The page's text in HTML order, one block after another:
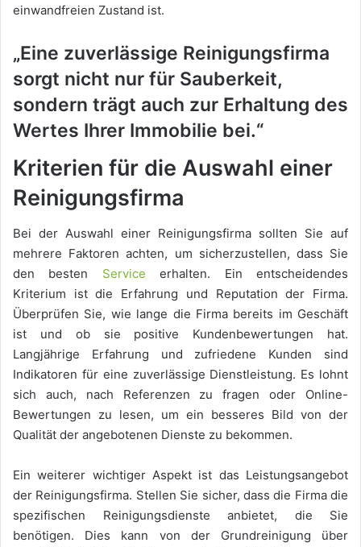
einwandfreien Zustand ist.
„Eine zuverlässige Reinigungsfirma
sorgt nicht nur für Sauberkeit,
sondern trägt auch zur Erhaltung des
Wertes Ihrer Immobilie bei.“
Kriterien für die Auswahl einer
Reinigungsfirma
Bei der Auswahl einer Reinigungsfirma sollten Sie auf
mehrere Faktoren achten, um sicherzustellen, dass Sie
den besten Service erhalten. Ein entscheidendes
Kriterium ist die Erfahrung und Reputation der Firma.
Überprüfen Sie, wie lange die Firma bereits im Geschäft
ist und ob sie positive Kundenbewertungen hat.
Langjährige Erfahrung und zufriedene Kunden sind
Indikatoren für eine zuverlässige Dienstleistung. Es lohnt
sich auch, nach Referenzen zu fragen oder Online-
Bewertungen zu lesen, um ein besseres Bild von der
Qualität der angebotenen Dienste zu bekommen.
Ein weiterer wichtiger Aspekt ist das Leistungsangebot
der Reinigungsfirma. Stellen Sie sicher, dass die Firma die
spezifischen Reinigungsdienste anbietet, die Sie
benötigen. Dies kann von der Grundreinigung über